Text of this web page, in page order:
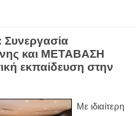
Συνεργασία
και MΕΤΑΒΑΣΗ
εκπαίδευση στην
Με ιδιαίτερη